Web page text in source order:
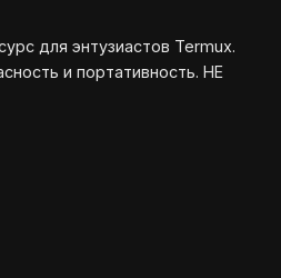
для энтузиастов Termux.
и портативность. НЕ